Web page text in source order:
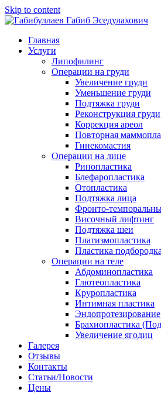
Skip to content
Главная
Услуги
Липофилинг
Операции на груди
Увеличение груди
Уменьшение груди
Подтяжка груди
Реконструкция груди
Коррекция ареол
Повторная
Гинекомастия
Операции на лице
Ринопластика
Блефаропластика
Отопластика
Подтяжка лица
Фронто-
Височный лифтинг
Подтяжка шеи
Платизмопластика
Пластика подбородка
Операции на теле
Абдоминопластика
Глютеопластика
Круропластика
Интимная пластика
Эндопротезирование
Брахиопластика
Увеличение ягодиц
Галерея
Отзывы
Контакты
Статьи/Новости
Цены